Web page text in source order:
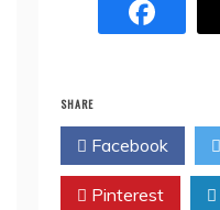
SHARE
Facebook
Pinterest